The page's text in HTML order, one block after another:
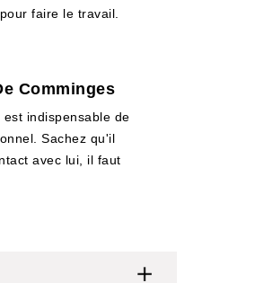
faire le travail.
Comminges
indispensable de
Sachez qu'il
avec lui, il faut